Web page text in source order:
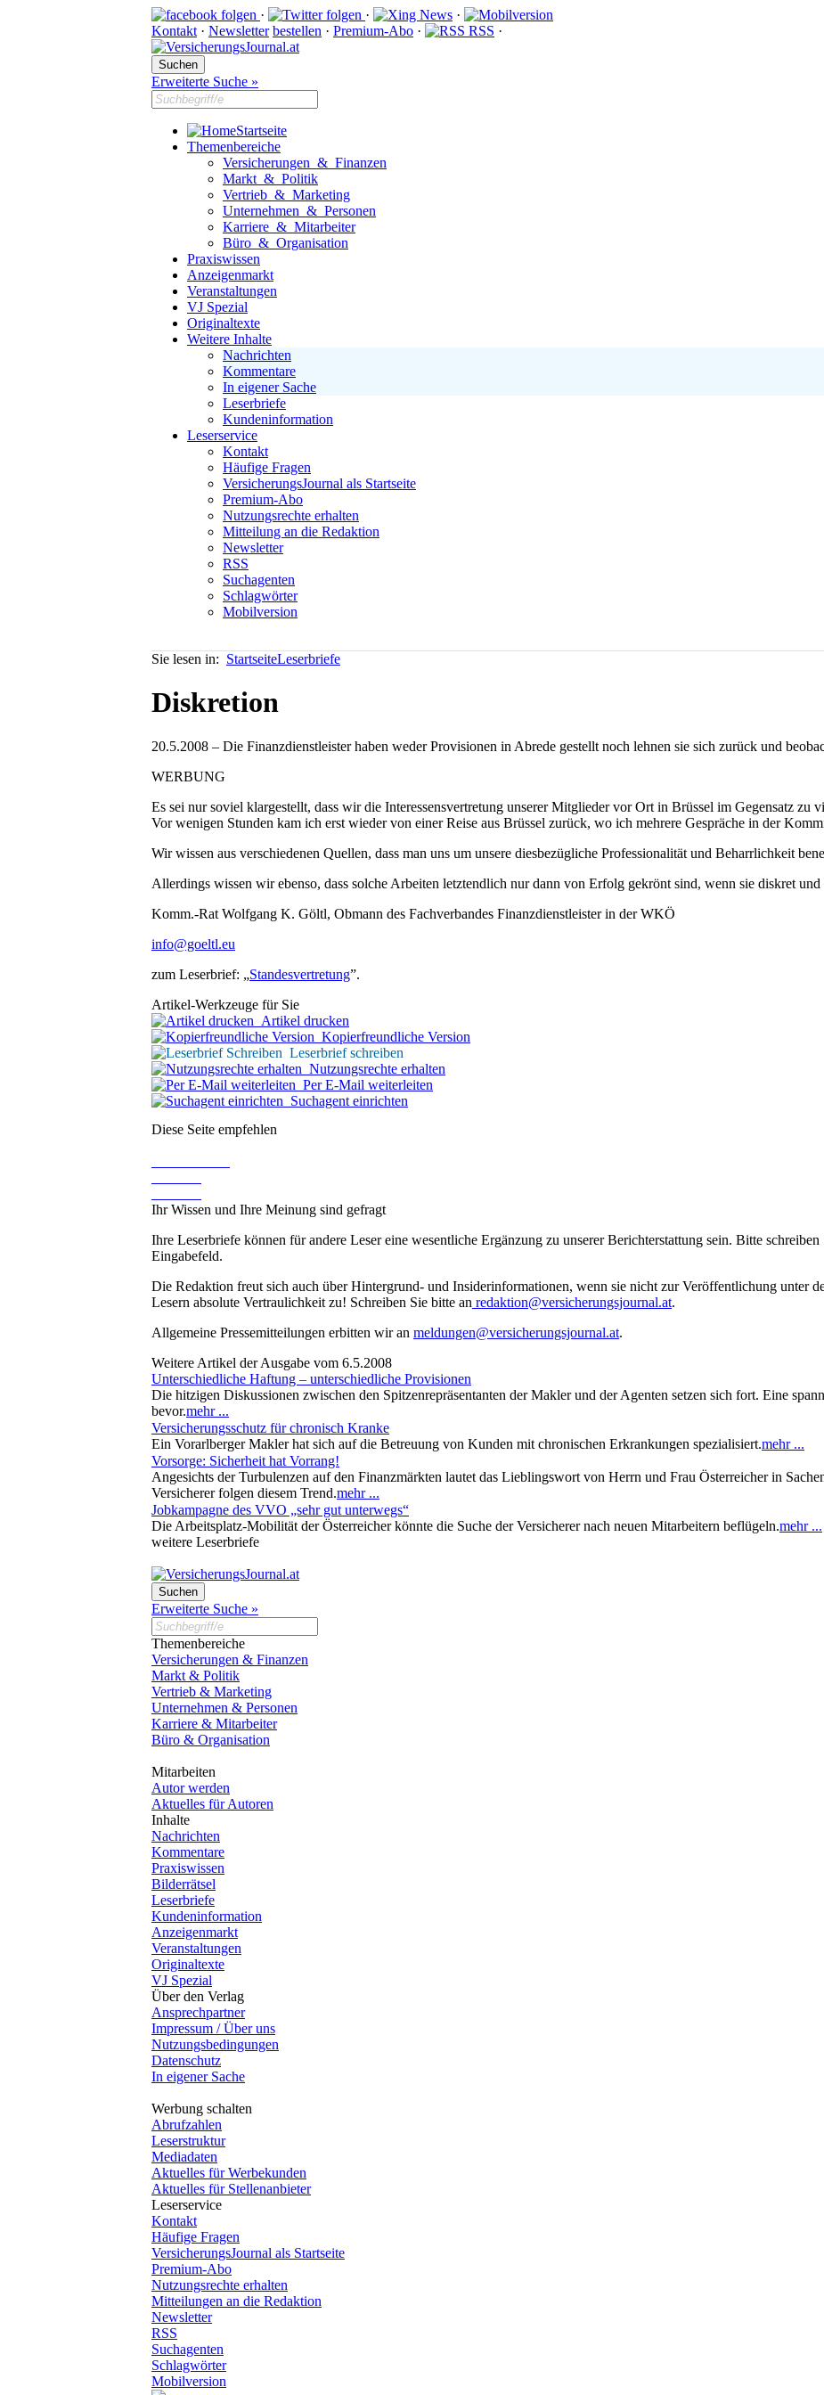
· ·
·
Kontakt · Newsletter bestellen · Premium-Abo · RSS ·
Erweiterte Suche »
Startseite
Themenbereiche
Versicherungen & Finanzen
Markt & Politik
Vertrieb & Marketing
Unternehmen & Personen
Karriere & Mitarbeiter
Büro & Organisation
Praxiswissen
Anzeigenmarkt
Veranstaltungen
VJ Spezial
Originaltexte
Weitere Inhalte
Nachrichten
Kommentare
In eigener Sache
Leserbriefe
Kundeninformation
Leserservice
Kontakt
Häufige Fragen
VersicherungsJournal als Startseite
Premium-Abo
Nutzungsrechte erhalten
Mitteilung an die Redaktion
Newsletter
RSS
Suchagenten
Schlagwörter
Mobilversion
Sie lesen in: StartseiteLeserbriefe
Diskretion
20.5.2008 – Die Finanzdienstleister haben weder Provisionen in Abrede gestellt noch lehnen sie sich zurück und
WERBUNG
Es sei nur soviel klargestellt, dass wir die Interessensvertretung unserer Mitglieder vor Ort in Brüssel im Gegensatz zu
Vor wenigen Stunden kam ich erst wieder von einer Reise aus Brüssel zurück, wo ich mehrere Gespräche in der
Wir wissen aus verschiedenen Quellen, dass man uns um unsere diesbezügliche Professionalität und Beharrlichkeit
Allerdings wissen wir ebenso, dass solche Arbeiten letztendlich nur dann von Erfolg gekrönt sind, wenn sie diskret
Komm.-Rat Wolfgang K. Göltl, Obmann des Fachverbandes Finanzdienstleister in der WKÖ
info@goeltl.eu
zum Leserbrief: „Standesvertretung”.
Artikel-Werkzeuge für Sie
Artikel drucken
Kopierfreundliche Version
Leserbrief schreiben
Nutzungsrechte erhalten
Per E-Mail weiterleiten
Suchagent einrichten
Diese Seite empfehlen
Ihr Wissen und Ihre Meinung sind gefragt
Ihre Leserbriefe können für andere Leser eine wesentliche Ergänzung zu unserer Berichterstattung sein. Bitte
Eingabefeld.
Die Redaktion freut sich auch über Hintergrund- und Insiderinformationen, wenn sie nicht zur Veröffentlichung unter
Lesern absolute Vertraulichkeit zu! Schreiben Sie bitte an redaktion@versicherungsjournal.at.
Allgemeine Pressemitteilungen erbitten wir an meldungen@versicherungsjournal.at.
Weitere Artikel der Ausgabe vom 6.5.2008
Unterschiedliche Haftung – unterschiedliche Provisionen
Die hitzigen Diskussionen zwischen den Spitzenrepräsentanten der Makler und der Agenten setzen sich fort. Eine
bevor.mehr ...
Versicherungsschutz für chronisch Kranke
Ein Vorarlberger Makler hat sich auf die Betreuung von Kunden mit chronischen Erkrankungen spezialisiert.mehr ...
Vorsorge: Sicherheit hat Vorrang!
Angesichts der Turbulenzen auf den Finanzmärkten lautet das Lieblingswort von Herrn und Frau Österreicher in
Versicherer folgen diesem Trend.mehr ...
Jobkampagne des VVO „sehr gut unterwegs“
Die Arbeitsplatz-Mobilität der Österreicher könnte die Suche der Versicherer nach neuen Mitarbeitern beflügeln.mehr ...
weitere Leserbriefe
Erweiterte Suche »
Themenbereiche
Versicherungen & Finanzen
Markt & Politik
Vertrieb & Marketing
Unternehmen & Personen
Karriere & Mitarbeiter
Büro & Organisation
Mitarbeiten
Autor werden
Aktuelles für Autoren
Inhalte
Nachrichten
Kommentare
Praxiswissen
Bilderrätsel
Leserbriefe
Kundeninformation
Anzeigenmarkt
Veranstaltungen
Originaltexte
VJ Spezial
Über den Verlag
Ansprechpartner
Impressum / Über uns
Nutzungsbedingungen
Datenschutz
In eigener Sache
Werbung schalten
Abrufzahlen
Leserstruktur
Mediadaten
Aktuelles für Werbekunden
Aktuelles für Stellenanbieter
Leserservice
Kontakt
Häufige Fragen
VersicherungsJournal als Startseite
Premium-Abo
Nutzungsrechte erhalten
Mitteilungen an die Redaktion
Newsletter
RSS
Suchagenten
Schlagwörter
Mobilversion